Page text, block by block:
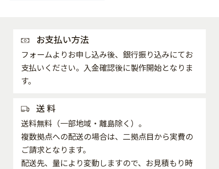
お支払い方法
フォームよりお申し込み後、銀行振り込みにてお
支払いください。入金確認後に製作開始となりま
す。
送 料
送料無料（一部地域・離島除く）。
複数拠点への配送の場合は、二拠点目から実費の
ご請求となります。
配送先、量により変動しますので、お見積もり時